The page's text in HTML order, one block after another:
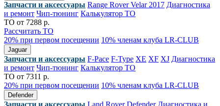
Запчасти и аксессуары Range Rover Velar 2017 Диагностика
и ремонт Чип-тюнинг Калькулятор ТО
ТО от 7288 р.
Рассчитать ТО
20% при первом посещении 10% членам клуба LR-CLUB
Jaguar
Запчасти и аксессуары F-Pace F-Type XE XF XJ Диагностика
и ремонт Чип-тюнинг Калькулятор ТО
ТО от 7311 р.
20% при первом посещении 10% членам клуба LR-CLUB
Defender
Запчасти и аксессуары Land Rover Defender Диагностика и